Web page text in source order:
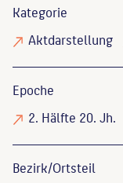
Kategorie
Aktdarstellung
Epoche
2. Hälfte 20. Jh.
Bezirk/Ortsteil